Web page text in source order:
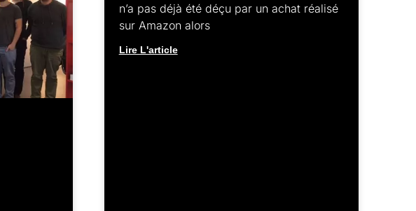
n’a pas déjà été déçu par un achat réalisé
sur Amazon alors
Lire L'article